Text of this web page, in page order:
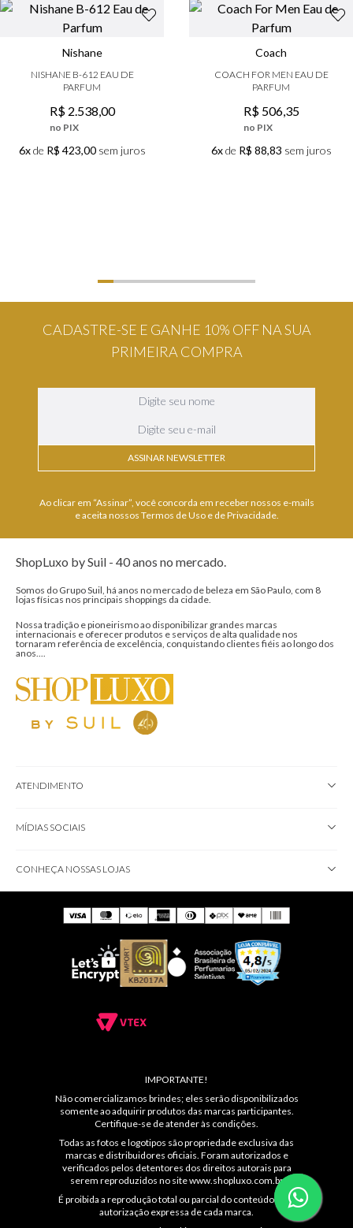
Nishane
NISHANE B-612 EAU DE
PARFUM
R$ 2.538,00
no PIX
6xde R$ 423,00sem juros
Coach
COACH FOR MEN EAU DE
PARFUM
R$ 506,35
no PIX
6xde R$ 88,83 sem juros
CADASTRE-SE E GANHE 10% OFF NA SUA
PRIMEIRA COMPRA
ASSINAR NEWSLETTER
Ao clicar em “Assinar”, você concorda em receber nossos e-mails
e aceita nossos Termos de Uso e de Privacidade.
ShopLuxo by Suil - 40 anos no mercado.
Somos do Grupo Suil, há anos no mercado de beleza em São Paulo, com 8
lojas físicas nos principais shoppings da cidade.
Nossa tradição e pioneirismo ao disponibilizar grandes marcas
internacionais e oferecer produtos e serviços de alta qualidade nos
tornaram referência de excelência, conquistando clientes fiéis ao longo dos
anos....
ATENDIMENTO
MÍDIAS SOCIAIS
CONHEÇA NOSSAS LOJAS
IMPORTANTE!
Não comercializamos brindes; eles serão disponibilizados
somente ao adquirir produtos das marcas participantes.
Certifique-se de atender às condições.
Todas as fotos e logotipos são propriedade exclusiva das
marcas e distribuidores oficiais. Foram autorizados e
verificados pelos detentores dos direitos autorais para
serem reproduzidos no sitewww.shopluxo.com.br
É proibida a reprodução total ou parcial do conteúdo sem
autorização expressa de cada marca.